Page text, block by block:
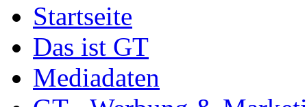
Startseite
Das ist GT
Mediadaten